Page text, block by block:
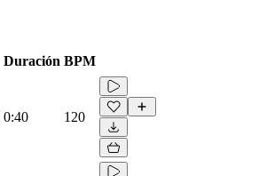
Duración BPM
0:40 120